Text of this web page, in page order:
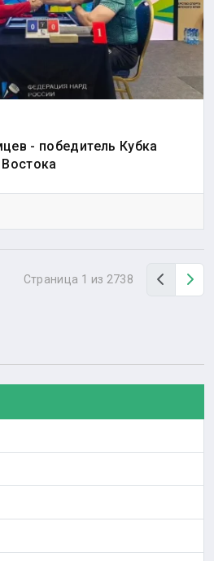
- победитель Кубка
Страница 1 из 2738 Назад